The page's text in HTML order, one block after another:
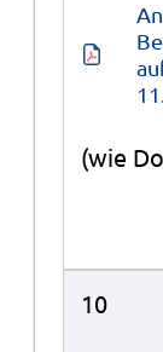
(wie
10